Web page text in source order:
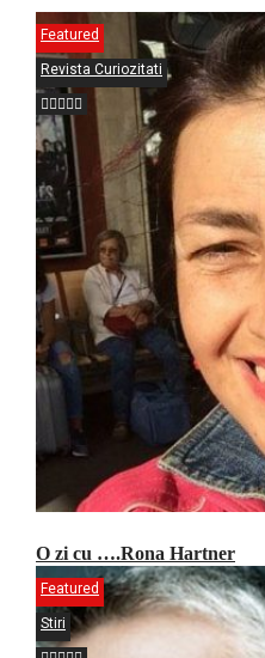
Featured
Revista Curiozitati
O zi cu ….Rona Hartner
Featured
Stiri